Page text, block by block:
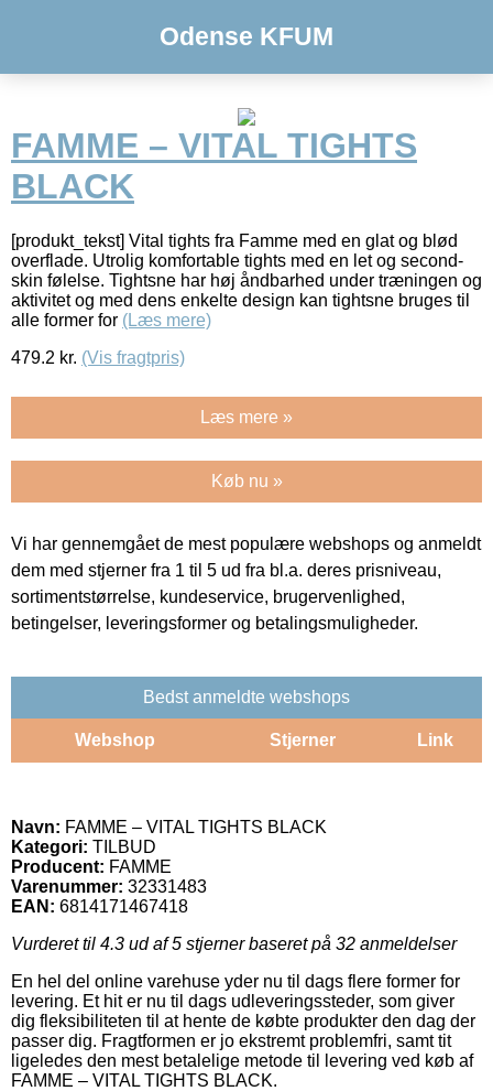
Odense KFUM
FAMME – VITAL TIGHTS
BLACK
[produkt_tekst] Vital tights fra Famme med en glat og blød
overflade. Utrolig komfortable tights med en let og second-
skin følelse. Tightsne har høj åndbarhed under træningen og
aktivitet og med dens enkelte design kan tightsne bruges til
alle former for (Læs mere)
479.2 kr. (Vis fragtpris)
Læs mere »
Køb nu »
Vi har gennemgået de mest populære webshops og anmeldt
dem med stjerner fra 1 til 5 ud fra bl.a. deres prisniveau,
sortimentstørrelse, kundeservice, brugervenlighed,
betingelser, leveringsformer og betalingsmuligheder.
Bedst anmeldte webshops
Webshop Stjerner Link
Navn: FAMME – VITAL TIGHTS BLACK
Kategori: TILBUD
Producent: FAMME
Varenummer: 32331483
EAN: 6814171467418
Vurderet til 4.3 ud af 5 stjerner baseret på 32 anmeldelser
En hel del online varehuse yder nu til dags flere former for
levering. Et hit er nu til dags udleveringssteder, som giver
dig fleksibiliteten til at hente de købte produkter den dag der
passer dig. Fragtformen er jo ekstremt problemfri, samt tit
ligeledes den mest betalelige metode til levering ved køb af
FAMME – VITAL TIGHTS BLACK.